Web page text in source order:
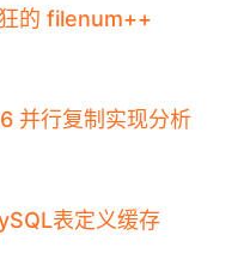
的 filenum++
并行复制实现分析
表定义缓存